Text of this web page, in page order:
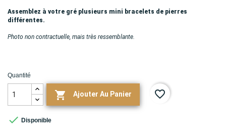
Assemblez à votre gré plusieurs mini bracelets de pierres
différentes.
Photo non contractuelle, mais très ressemblante.
Quantité
 Ajouter Au Panier favorite_border
 Disponible